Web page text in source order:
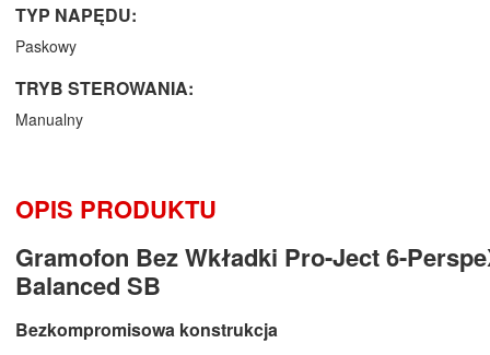
TYP NAPĘDU:
Paskowy
TRYB STEROWANIA:
Manualny
OPIS PRODUKTU
Gramofon Bez Wkładki Pro-Ject 6-
Balanced SB
Bezkompromisowa konstrukcja